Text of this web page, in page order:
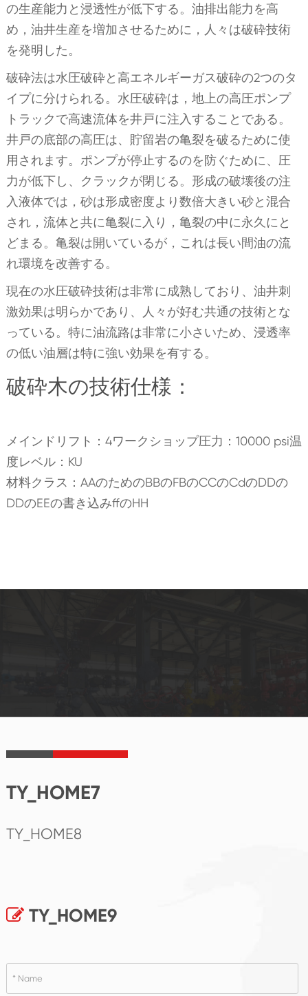
の生産能力と浸透性が低下する。油排出能力を高
め，油井生産を増加させるために，人々は破砕技術
を発明した。
破砕法は水圧破砕と高エネルギーガス破砕の2つのタ
イプに分けられる。水圧破砕は，地上の高圧ポンプ
トラックで高速流体を井戸に注入することである。
井戸の底部の高圧は、貯留岩の亀裂を破るために使
用されます。ポンプが停止するのを防ぐために、圧
力が低下し、クラックが閉じる。形成の破壊後の注
入液体では，砂は形成密度より数倍大きい砂と混合
され，流体と共に亀裂に入り，亀裂の中に永久にと
どまる。亀裂は開いているが，これは長い間油の流
れ環境を改善する。
現在の水圧破砕技術は非常に成熟しており、油井刺
激効果は明らかであり、人々が好む共通の技術とな
っている。特に油流路は非常に小さいため、浸透率
の低い油層は特に強い効果を有する。
破砕木の技術仕様：
メインドリフト：4ワークショップ圧力：10000 psi温
度レベル：KU
材料クラス：AAのためのBBのFBのCCのCdのDDの
DDのEEの書き込みffのHH
TY_HOME7
TY_HOME8
TY_HOME9